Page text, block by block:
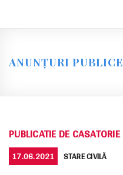
ANUNȚURI PUBLICE
PUBLICATIE DE CASATORIE
POSTED
ON
17.06.2021 CATEGORIES
STARE CIVILĂ